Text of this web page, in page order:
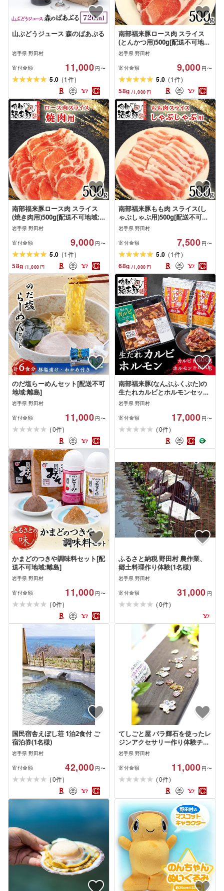
山ぶどうジュース 森のぱあぷる
岩手県 野田村
寄付金額 11,000 円〜
5.0 (1件)
南部福来豚ロース肉 スライス
(とんかつ用)500g[配送不可地
域:離島]
岩手県 野田村
寄付金額 9,000 円〜
5.0 (1件)
58g /1,000 円
南部福来豚ロース肉 スライス
(焼き肉用)500g[配送不可地域:
離島]
岩手県 野田村
寄付金額 9,000 円〜
5.0 (1件)
58g /1,000 円
南部福来豚もも肉 スライス(し
ゃぶしゃぶ用)500g[配送不可地
域:離島]
岩手県 野田村
寄付金額 7,500 円〜
5.0 (1件)
68g /1,000 円
のだ塩らーめんセット[配送不可
地域:離島]
岩手県 野田村
寄付金額 11,000 円〜
(0件)
南部福来豚(なんぶふくぶた)の
生たれカルビとホルモンセット
[配送不可地域:離島]
岩手県 野田村
寄付金額 17,000 円〜
(0件)
かまどのつきや調味料セット[配
送不可地域:離島]
岩手県 野田村
寄付金額 11,000 円〜
(0件)
ふるさと納税 野田村 農作業、
郷土料理作り体験(1名様)
岩手県 野田村
寄付金額 31,000 円
(0件)
国民宿舎えぼし荘 1泊2食付 ご
宿泊券(1名様)
岩手県 野田村
寄付金額 42,000 円〜
(0件)
てしごと屋 バラ輝石を使ったレ
ジンアクセサリー作り体験チケ
ット 1名様分
岩手県 野田村
寄付金額 11,000 円〜
(0件)